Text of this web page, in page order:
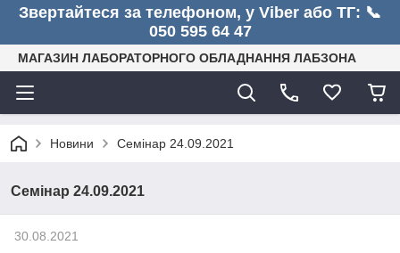
Звертайтеся за телефоном, у Viber або ТГ: 📞
050 595 64 47
МАГАЗИН ЛАБОРАТОРНОГО ОБЛАДНАННЯ ЛАБЗОНА
Новини Семінар 24.09.2021
Семінар 24.09.2021
30.08.2021